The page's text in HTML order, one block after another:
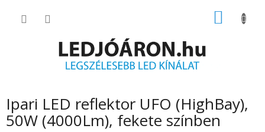
KOSÁR
Ipari LED reflektor UFO (HighBay),
50W (4000Lm), fekete színben